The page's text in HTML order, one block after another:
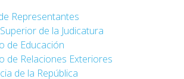
Representantes
de la Judicatura
de Educación
de Relaciones Exteriores
de la República